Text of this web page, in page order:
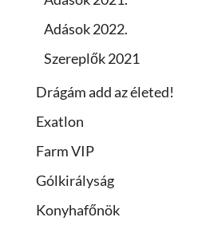
Adások 2022.
Szereplők 2021
Drágám add az életed!
Exatlon
Farm VIP
Gólkirályság
Konyhafőnök